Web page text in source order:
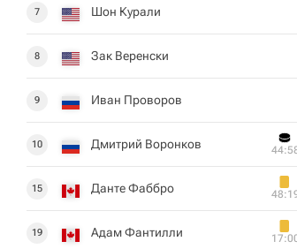
7 Шон Курали
8 Зак Веренски
9 Иван Проворов
10 Дмитрий Воронков
15 Данте Фаббро
19 Адам Фантилли